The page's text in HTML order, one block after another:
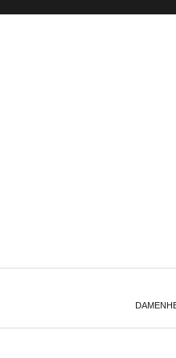
DAMEN